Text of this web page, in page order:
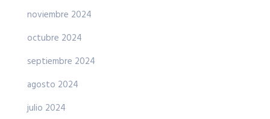
noviembre 2024
octubre 2024
septiembre 2024
agosto 2024
julio 2024